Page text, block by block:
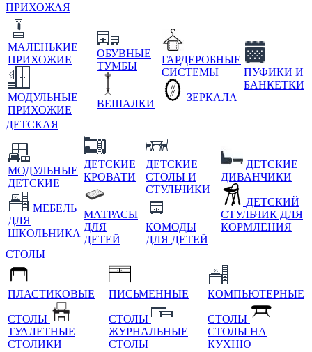
ПРИХОЖАЯ
МАЛЕНЬКИЕ
ПРИХОЖИЕ
МОДУЛЬНЫЕ
ПРИХОЖИЕ
ОБУВНЫЕ
ТУМБЫ
ВЕШАЛКИ
ГАРДЕРОБНЫЕ
СИСТЕМЫ
ЗЕРКАЛА
ПУФИКИ И
БАНКЕТКИ
ДЕТСКАЯ
МОДУЛЬНЫЕ
ДЕТСКИЕ
МЕБЕЛЬ
ДЛЯ
ШКОЛЬНИКА
ДЕТСКИЕ
КРОВАТИ
МАТРАСЫ
ДЛЯ
ДЕТЕЙ
ДЕТСКИЕ
СТОЛЫ И
СТУЛЬЧИКИ
КОМОДЫ
ДЛЯ ДЕТЕЙ
ДЕТСКИЕ
ДИВАНЧИКИ
ДЕТСКИЙ
СТУЛЬЧИК ДЛЯ
КОРМЛЕНИЯ
СТОЛЫ
ПЛАСТИКОВЫЕ
СТОЛЫ
ТУАЛЕТНЫЕ
СТОЛИКИ
ПИСЬМЕННЫЕ
СТОЛЫ
ЖУРНАЛЬНЫЕ
СТОЛЫ
КОМПЬЮТЕРНЫЕ
СТОЛЫ
СТОЛЫ НА
КУХНЮ